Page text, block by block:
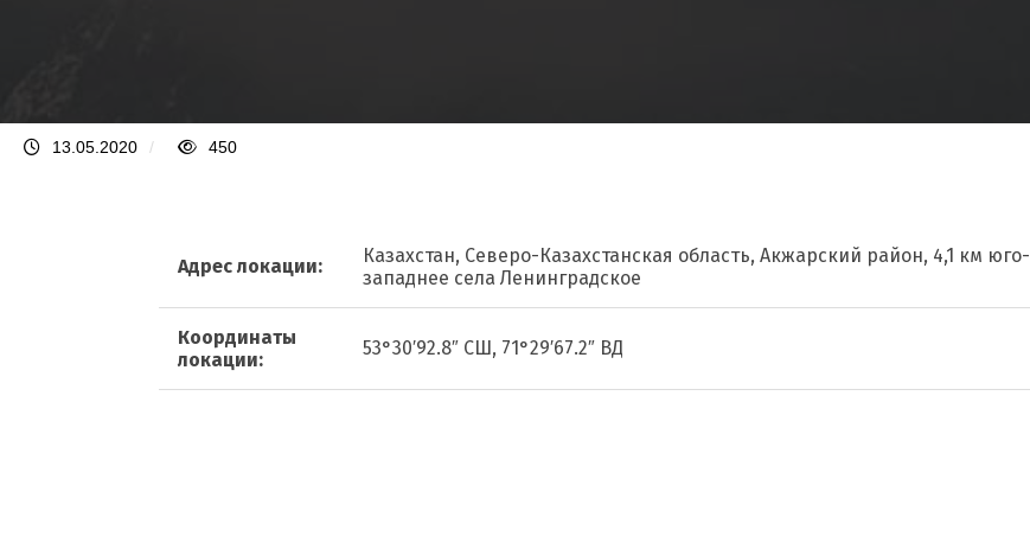
13.05.2020 / 450
Адрес локации:
Казахстан, Северо-Казахстанская область, Акжарский район, 4,1 км юго-
западнее села Ленинградское
Координаты
локации:
53°30′92.8″ СШ, 71°29′67.2″ ВД